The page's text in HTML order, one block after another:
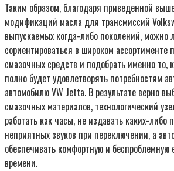
Таким образом, благодаря приведенной
модификаций масла для трансмиссий
выпускаемых когда-либо поколений, можно
сориентироваться в широком ассортименте
смазочных средств и подобрать именно то,
полно будет удовлетворять потребностям
автомобилю VW Jetta. В результате верно
смазочных материалов, технологический
работать как часы, не издавать каких-либо
неприятных звуков при переключении, а
обеспечивать комфортную и беспроблемную
времени.